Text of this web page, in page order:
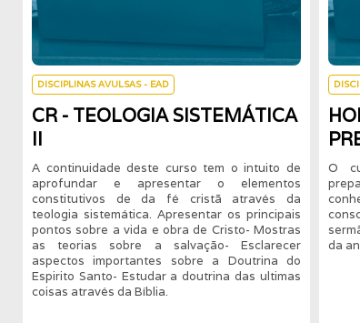
DISCIPLINAS AVULSAS - EAD
CR - TEOLOGIA SISTEMÁTICA
II
A continuidade deste curso tem o intuito de
aprofundar e apresentar o elementos
constitutivos de da fé cristã através da
teologia sistemática. Apresentar os principais
pontos sobre a vida e obra de Cristo- Mostras
as teorias sobre a salvação- Esclarecer
aspectos importantes sobre a Doutrina do
Espirito Santo- Estudar a doutrina das ultimas
coisas através da Bíblia.
O
da